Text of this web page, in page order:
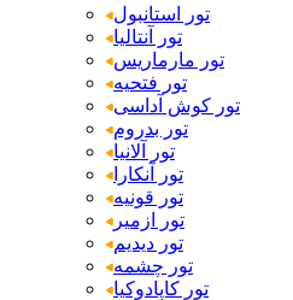
تور استانبول
تور آنتالیا
تور مارماریس
تور فتحیه
تور کوش آداسی
تور بدروم
تور آلانیا
تور آنکارا
تور قونیه
تور ازمیر
تور دیدیم
تور چشمه
تور کاپادوکیا